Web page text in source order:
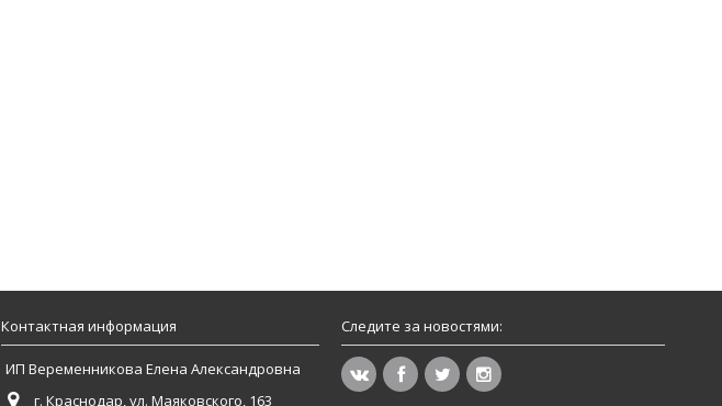
Контактная информация
ИП Веременникова Елена Александровна
г. Краснодар, ул. Маяковского, 163
Следите за новостями: